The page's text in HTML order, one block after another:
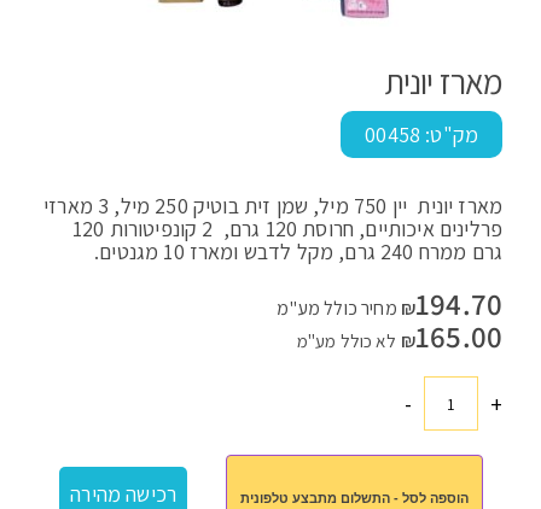
מארז יונית
מק"ט: 00458
מארז יונית יין 750 מיל, שמן זית בוטיק 250 מיל, 3 מארזי
פרלינים איכותיים, חרוסת 120 גרם, 2 קונפיטורות 120
גרם ממרח 240 גרם, מקל לדבש ומארז 10 מגנטים.
₪194.70
מחיר כולל מע"מ
₪165.00 לא כולל מע"מ
+כמות
-
הוספה לסל - התשלום מתבצע טלפונית רכישה מהירה